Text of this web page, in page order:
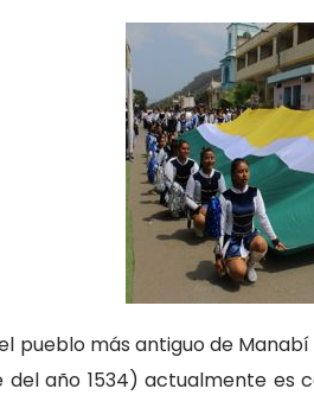
pueblo más antiguo de
año 1534) actualmente es